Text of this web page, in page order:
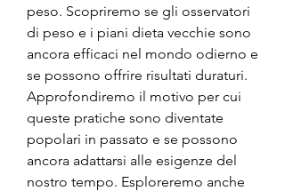
peso. Scopriremo se gli osservatori
di peso e i piani dieta vecchie sono
ancora efficaci nel mondo odierno e
se possono offrire risultati duraturi.
Approfondiremo il motivo per cui
queste pratiche sono diventate
popolari in passato e se possono
ancora adattarsi alle esigenze del
nostro tempo. Esploreremo anche